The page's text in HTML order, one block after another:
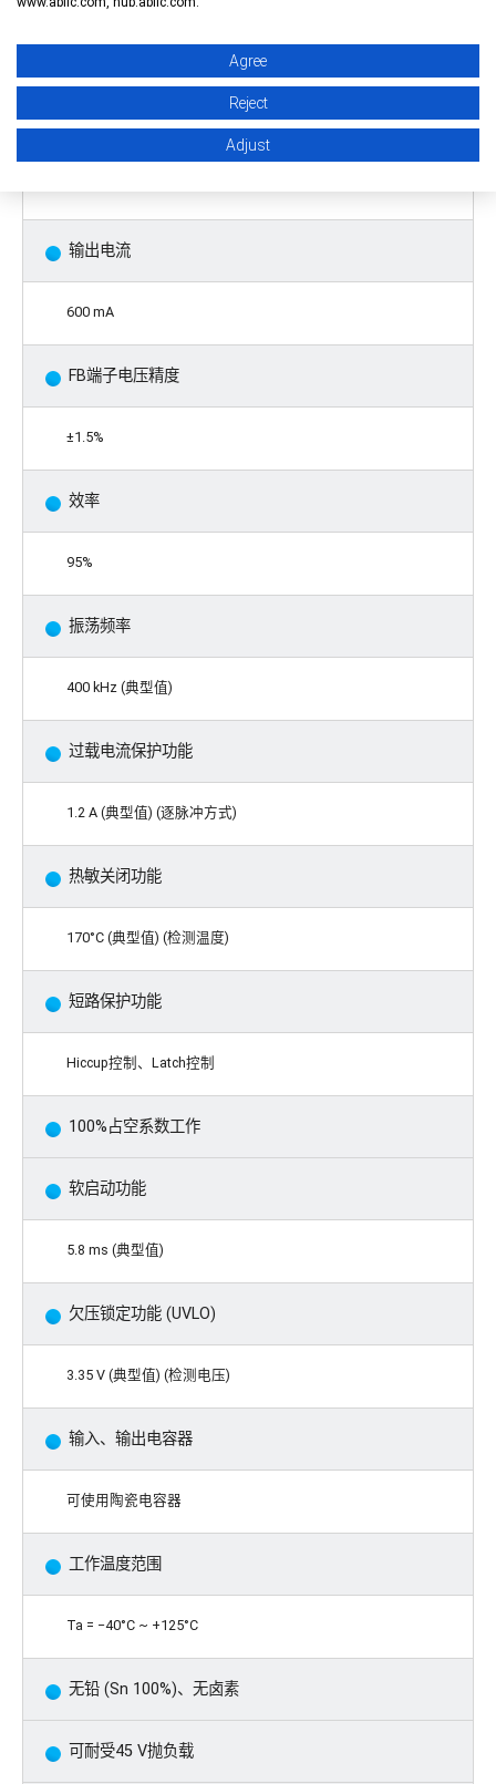
输出电压 (外部设定)
输出电流
600 mA
FB端子电压精度
±1.5%
效率
95%
振荡频率
400 kHz (典型值)
过载电流保护功能
1.2 A (典型值) (逐脉冲方式)
热敏关闭功能
170°C (典型值) (检测温度)
短路保护功能
Hiccup控制、Latch控制
100%占空系数工作
软启动功能
5.8 ms (典型值)
欠压锁定功能 (UVLO)
3.35 V (典型值) (检测电压)
输入、输出电容器
可使用陶瓷电容器
工作温度范围
Ta = −40°C ~ +125°C
无铅 (Sn 100%)、无卤素
可耐受45 V抛负载
Agree
Reject
Adjust